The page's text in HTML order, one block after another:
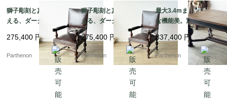
獅子彫刻と真鍮鋲が映
える、ダークブラウン
本革張りの重厚なクラ
シックアームチェア【d
275,400 円
Parthenon
獅子彫刻と真鍮鋲が映
える、ダークブラウン
本革張りの重厚なクラ
シックアームチェア【d
s23-8】
275,400 円
Parthenon
最大3.4mまで拡張可能
な機能美。重厚なバル
ボスレッグとライオン
彫刻が目を引くエクス
テンションテーブル【d
s23-9】
837,400 円
Parthenon